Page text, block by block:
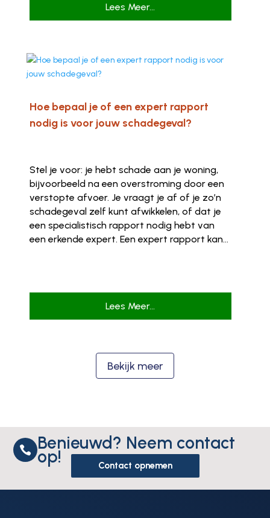
Lees Meer...
Hoe bepaal je of een expert rapport
nodig is voor jouw schadegeval?
Stel je voor: je hebt schade aan je woning,
bijvoorbeeld na een overstroming door een
verstopte afvoer. Je vraagt je af of je zo’n
schadegeval zelf kunt afwikkelen, of dat je
een specialistisch rapport nodig hebt van
een erkende expert. Een expert rapport kan...
Lees Meer...
Bekijk meer
 Benieuwd? Neem contact
op! Contact opnemen